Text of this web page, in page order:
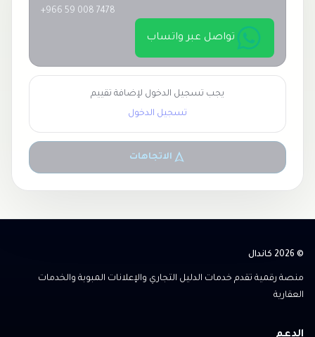
+966 59 008 7478
تواصل عبر واتساب
يجب تسجيل الدخول لإضافة تقييم
تسجيل الدخول
الاتجاهات
© 2026 كاندال
منصة رقمية تقدم خدمات الدليل التجاري والإعلانات المبوبة والخدمات
العقارية